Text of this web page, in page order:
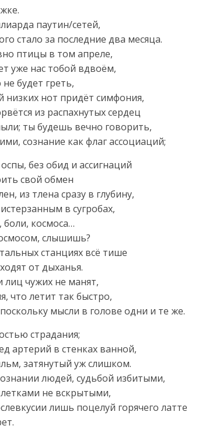
паутин/сетей,
стало за последние два месяца.
птицы в том апреле,
уже нас тобой вдвоём,
будет греть,
низких нот придёт симфония,
из распахнутых сердец
ты будешь вечно говорить,
сознание как флаг ассоциаций;
без обид и ассигнаций
свой обмен
из тлена сразу в глубину,
в сугробах,
космоса…
слышишь?
станциях всё тише
от дыханья.
лиц чужих не манят,
что летит так быстро,
мысли в голове одни и те же.
страдания;
артерий в стенках ванной,
затянутый уж слишком.
людей, судьбой избитыми,
не вскрытыми,
лишь поцелуй горячего латте